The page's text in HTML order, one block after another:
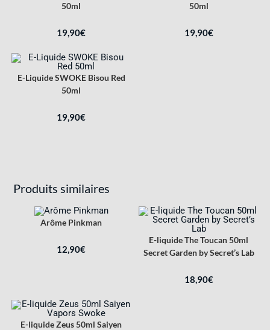
50ml
19,90€
50ml
19,90€
E-Liquide SWOKE Bisou Red
50ml
19,90€
Produits similaires
Arôme Pinkman
12,90€
E-liquide The Toucan 50ml
Secret Garden by Secret’s Lab
18,90€
E-liquide Zeus 50ml Saiyen